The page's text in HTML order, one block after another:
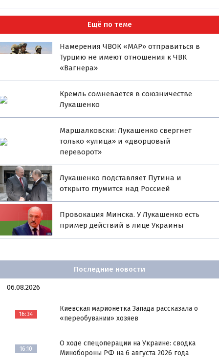
Ещё по теме
Намерения ЧВОК «МАР» отправиться в
Турцию не имеют отношения к ЧВК
«Вагнера»
Кремль сомневается в союзничестве
Лукашенко
Маршалковски: Лукашенко свергнет
только «улица» и «дворцовый
переворот»
Лукашенко подставляет Путина и
открыто глумится над Россией
Провокация Минска. У Лукашенко есть
пример действий в лице Украины
Последние новости
06.08.2026
16:34
Киевская марионетка Запада рассказала о
«переобувании» хозяев
16:10
О ходе спецоперации на Украине: сводка
Минобороны РФ на 6 августа 2026 года